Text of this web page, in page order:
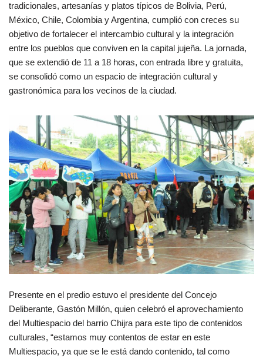
tradicionales, artesanías y platos típicos de Bolivia, Perú,
México, Chile, Colombia y Argentina, cumplió con creces su
objetivo de fortalecer el intercambio cultural y la integración
entre los pueblos que conviven en la capital jujeña. La jornada,
que se extendió de 11 a 18 horas, con entrada libre y gratuita,
se consolidó como un espacio de integración cultural y
gastronómica para los vecinos de la ciudad.
Presente en el predio estuvo el presidente del Concejo
Deliberante, Gastón Millón, quien celebró el aprovechamiento
del Multiespacio del barrio Chijra para este tipo de contenidos
culturales, “estamos muy contentos de estar en este
Multiespacio, ya que se le está dando contenido, tal como